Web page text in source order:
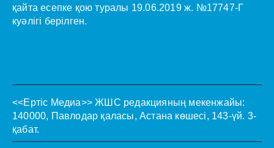
қайта есепке қою туралы 19.06.2019 ж. №17747-Г
куәлігі берілген.
<<Ертіс Медиа>> ЖШС редакцияның мекенжайы:
140000, Павлодар қаласы, Астана көшесі, 143-үй. 3-
қабат.